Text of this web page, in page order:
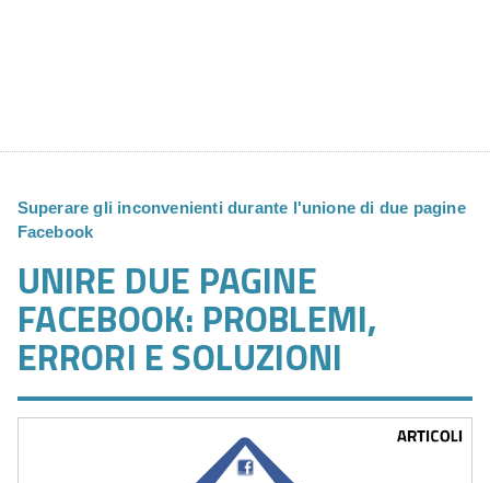
Superare gli inconvenienti durante l'unione di due pagine
Facebook
UNIRE DUE PAGINE
FACEBOOK: PROBLEMI,
ERRORI E SOLUZIONI